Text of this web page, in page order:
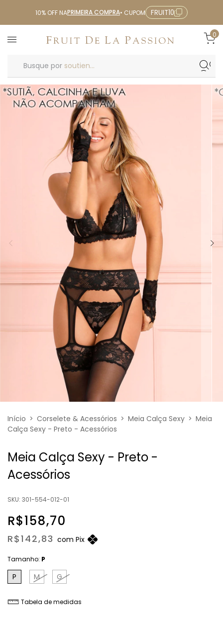
10% OFF NAPRIMEIRA COMPRA• CUPOM FRUIT10
0
Busque por soutien...
Início > Corselete & Acessórios > Meia Calça Sexy > Meia
Calça Sexy - Preto - Acessórios
Meia Calça Sexy - Preto -
Acessórios
SKU: 301-554-012-01
R$158,70
R$142,83 com Pix
Tamanho: P
P
M G
Tabela de medidas